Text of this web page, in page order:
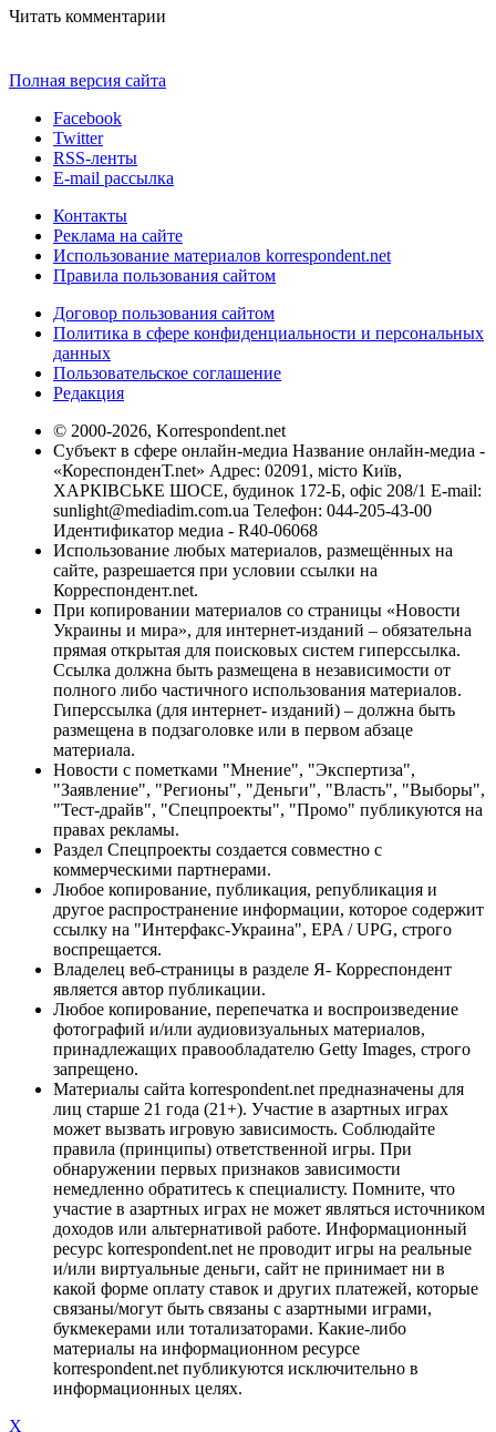
Читать комментарии
Полная версия сайта
Facebook
Twitter
RSS-ленты
E-mail рассылка
Контакты
Реклама на сайте
Использование материалов korrespondent.net
Правила пользования сайтом
Договор пользования сайтом
Политика в сфере конфиденциальности и персональных
данных
Пользовательское соглашение
Редакция
© 2000-2026, Korrespondent.net
Субъект в сфере онлайн-медиа Название онлайн-медиа -
«КореспонденТ.net» Адрес: 02091, місто Київ,
ХАРКІВСЬКЕ ШОСЕ, будинок 172-Б, офіс 208/1 E-mail:
sunlight@mediadim.com.ua Телефон: 044-205-43-00
Идентификатор медиа - R40-06068
Использование любых материалов, размещённых на
сайте, разрешается при условии ссылки на
Корреспондент.net.
При копировании материалов со страницы «Новости
Украины и мира», для интернет-изданий – обязательна
прямая открытая для поисковых систем гиперссылка.
Ссылка должна быть размещена в независимости от
полного либо частичного использования материалов.
Гиперссылка (для интернет- изданий) – должна быть
размещена в подзаголовке или в первом абзаце
материала.
Новости с пометками "Мнение", "Экспертиза",
"Заявление", "Регионы", "Деньги", "Власть", "Выборы",
"Тест-драйв", "Спецпроекты", "Промо" публикуются на
правах рекламы.
Раздел Спецпроекты создается совместно с
коммерческими партнерами.
Любое копирование, публикация, републикация и
другое распространение информации, которое содержит
ссылку на "Интерфакс-Украина", EPA / UPG, строго
воспрещается.
Владелец веб-страницы в разделе Я- Корреспондент
является автор публикации.
Любое копирование, перепечатка и воспроизведение
фотографий и/или аудиовизуальных материалов,
принадлежащих правообладателю Getty Images, строго
запрещено.
Материалы сайта korrespondent.net предназначены для
лиц старше 21 года (21+). Участие в азартных играх
может вызвать игровую зависимость. Соблюдайте
правила (принципы) ответственной игры. При
обнаружении первых признаков зависимости
немедленно обратитесь к специалисту. Помните, что
участие в азартных играх не может являться источником
доходов или альтернативой работе. Информационный
ресурс korrespondent.net не проводит игры на реальные
и/или виртуальные деньги, сайт не принимает ни в
какой форме оплату ставок и других платежей, которые
связаны/могут быть связаны с азартными играми,
букмекерами или тотализаторами. Какие-либо
материалы на информационном ресурсе
korrespondent.net публикуются исключительно в
информационных целях.
X